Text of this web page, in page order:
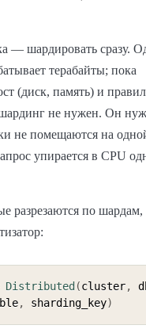
— шардировать сразу.
терабайты; пока
(диск, память) и
не нужен. Он
не помещаются на
упирается в CPU
разрезаются по
Distributed (cluster,
, sharding_key)